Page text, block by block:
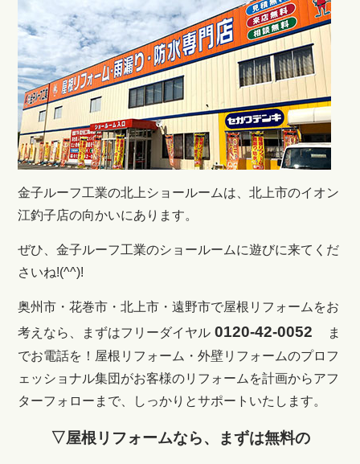
金子ルーフ工業の北上ショールームは、北上市のイオン
江釣子店の向かいにあります。
ぜひ、金子ルーフ工業のショールームに遊びに来てくだ
さいね!(^^)!
奥州市・花巻市・北上市・遠野市で屋根リフォームをお
考えなら、まずはフリーダイヤル 0120-42-0052
ま
でお電話を！ 屋根リフォーム・外壁リフォームのプロフ
ェッショナル集団がお客様のリフォームを計画からアフ
ターフォローまで、しっかりとサポートいたします。
▽屋根リフォームなら、まずは無料の